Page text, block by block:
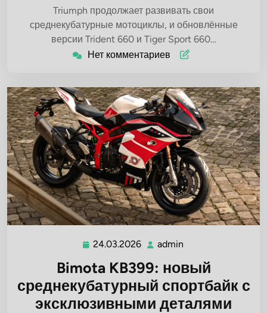
Triumph продолжает развивать свои
среднекубатурные мотоциклы, и обновлённые
версии Trident 660 и Tiger Sport 660…
Нет комментариев
24.03.2026 24.03.2026
admin
Bimota KB399: новый
среднекубатурный спортбайк с
эксклюзивными деталями